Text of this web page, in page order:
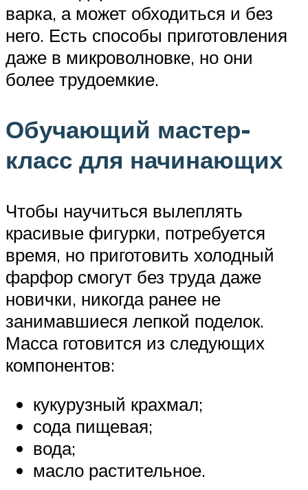
варка, а может обходиться и без
него. Есть способы приготовления
даже в микроволновке, но они
более трудоемкие.
Обучающий мастер-
класс для начинающих
Чтобы научиться вылеплять
красивые фигурки, потребуется
время, но приготовить холодный
фарфор смогут без труда даже
новички, никогда ранее не
занимавшиеся лепкой поделок.
Масса готовится из следующих
компонентов:
кукурузный крахмал;
сода пищевая;
вода;
масло растительное.